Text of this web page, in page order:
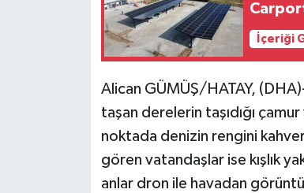
İçeriği
Alican GÜMÜŞ/HATAY,
taşan derelerin taşıdığı
noktada denizin rengini
gören vatandaşlar ise kışlık
anlar dron ile havadan